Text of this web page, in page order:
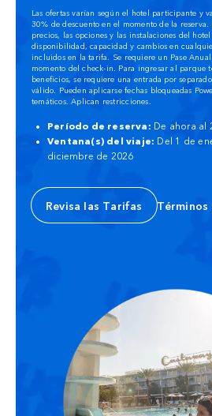
Las ofertas varían según el hotel participante y
30% de descuento en el momento de la
precios, las opciones y las instalaciones del hotel
disponibilidad, capacidad y cambios en
incluidos en la tarifa. Se requiere un Pase
momento del check‑in. Para ingresar al parque
beneficios, se requiere una entrada por
válido. Pueden aplicarse fechas bloqueadas
temáticos. Aplican restricciones.
Período de reserva: De ahora al
Ventana(s) del viaje: Del 1 de
diciembre de 2026
Revisa las Tarifas Términos